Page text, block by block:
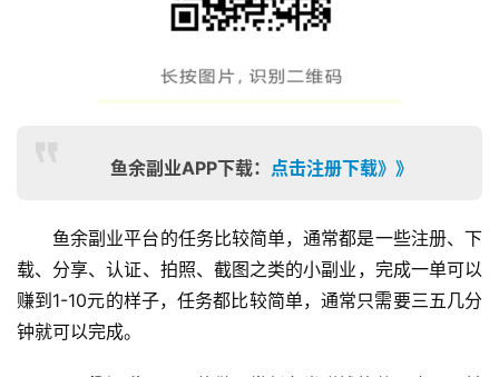
鱼余副业APP下载： 点击注册下载》》
鱼余副业平台的任务比较简单，通常都是一些注册、下
载、分享、认证、拍照、截图之类的小副业，完成一单可以
赚到1-10元的样子，任务都比较简单，通常只需要三五几分
钟就可以完成。